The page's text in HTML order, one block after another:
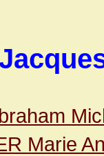
Marie